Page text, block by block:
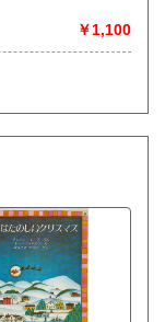
￥1,100